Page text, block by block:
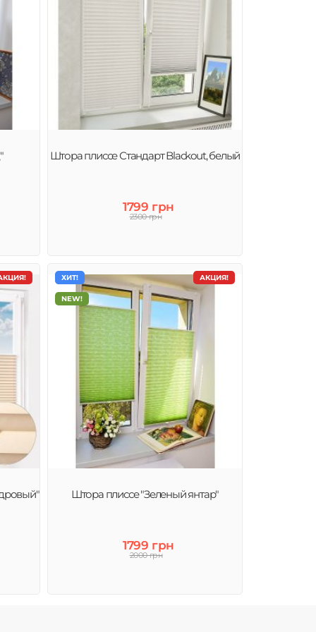
Штора плиссе Стандарт Blackout, белый
1799 грн
2300 грн
АКЦИЯ!
ХИТ!
NEW!
Штора плиссе "Зеленый янтар"
1799 грн
2000 грн